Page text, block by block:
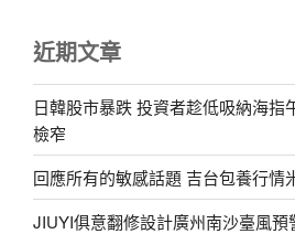
近期文章
日韓股市暴跌 投資者趁低吸納海指
檢窄
回應所有的敏感話題 吉台包養行情
JIUYI俱意翻修設計廣州南沙臺風